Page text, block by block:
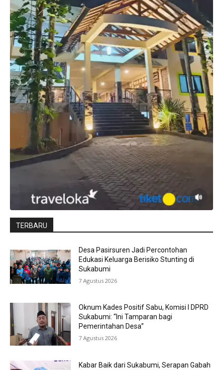
TERBARU
Desa Pasirsuren Jadi Percontohan
Edukasi Keluarga Berisiko Stunting di
Sukabumi
7 Agustus 2026
Oknum Kades Positif Sabu, Komisi I DPRD
Sukabumi: “Ini Tamparan bagi
Pemerintahan Desa”
7 Agustus 2026
Kabar Baik dari Sukabumi, Serapan Gabah